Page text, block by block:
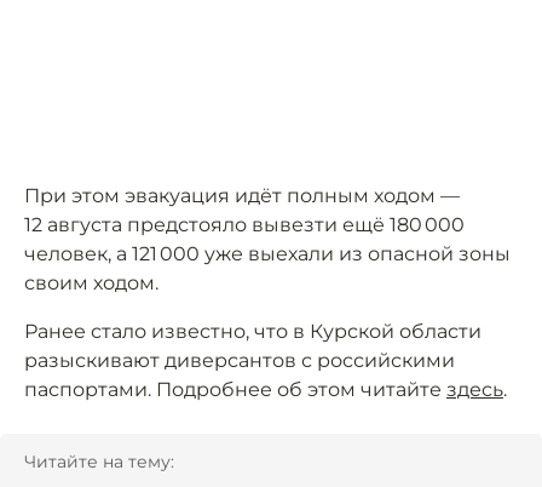
При этом эвакуация идёт полным ходом —
12 августа предстояло вывезти ещё 180 000
человек, а 121 000 уже выехали из опасной зоны
своим ходом.
Ранее стало известно, что в Курской области
разыскивают диверсантов с российскими
паспортами. Подробнее об этом читайте здесь.
Читайте на тему: